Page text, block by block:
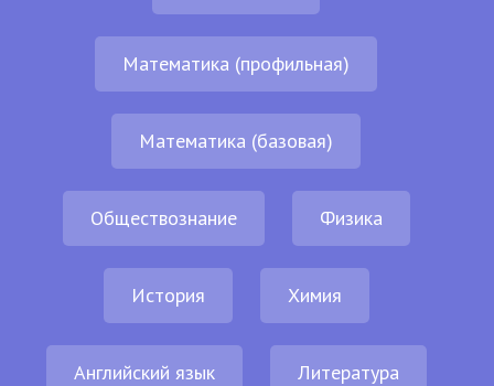
Математика (профильная)
Математика (базовая)
Обществознание Физика
История Химия
Английский язык Литература